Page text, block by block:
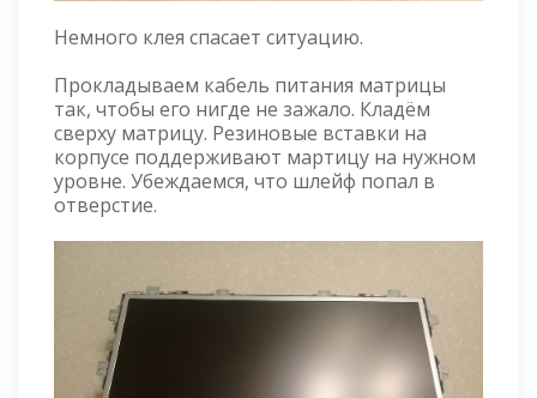
Немного клея спасает ситуацию.
Прокладываем кабель питания матрицы
так, чтобы его нигде не зажало. Кладём
сверху матрицу. Резиновые вставки на
корпусе поддерживают мартицу на нужном
уровне. Убеждаемся, что шлейф попал в
отверстие.